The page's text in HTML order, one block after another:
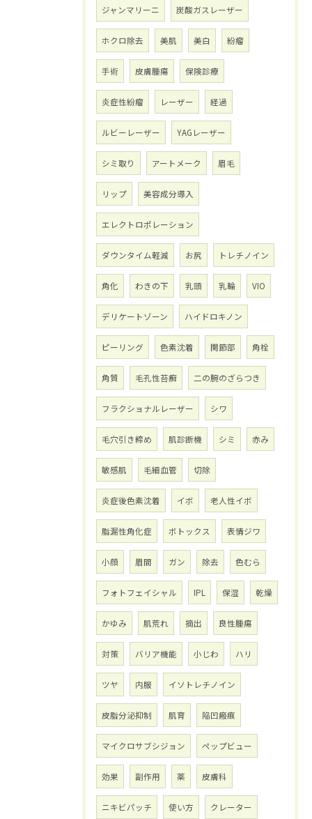
ジャンマリーニ 炭酸ガスレーザー
ホクロ除去 美肌 美白 紛瘤
手術 皮膚腫瘍 保険診療
炎症性紛瘤 レーザー 経過
ルビーレーザー YAGレーザー
シミ取り アートメーク 眉毛
リップ 美容成分導入
エレクトロポレーション
ダウンタイム軽減 お尻 トレチノイン
角化 わきの下 乳頭 乳輪 VIO
デリケートゾーン ハイドロキノン
ピーリング 色素沈着 関節部 角栓
角質 毛孔性苔癬 二の腕のざらつき
フラクショナルレーザー シワ
毛穴引き締め 肌診断機 シミ 赤み
敏感肌 毛細血管 切除
炎症後色素沈着 イボ 老人性イボ
脂漏性角化症 ボトックス 表情ジワ
小顔 眉間 ガン 除去 色むら
フォトフェイシャル IPL 保湿 乾燥
かゆみ 肌荒れ 摘出 良性腫瘍
対策 バリア機能 小じわ ハリ
ツヤ 内服 イソトレチノイン
皮脂分泌抑制 肌育 陥凹瘢痕
マイクロサブシジョン ペップビュー
効果 副作用 薬 皮膚科
ニキビパッチ 使い方 クレーター